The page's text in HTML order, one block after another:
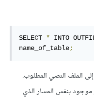
SELECT * INTO
name_of_table;
الملف النصي المطلوب.
بنفس المسار الذي